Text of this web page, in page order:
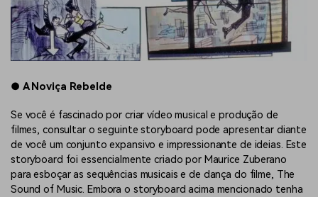
● A Noviça Rebelde
Se você é fascinado por criar vídeo musical e produção de
filmes, consultar o seguinte storyboard pode apresentar diante
de você um conjunto expansivo e impressionante de ideias. Este
storyboard foi essencialmente criado por Maurice Zuberano
para esboçar as sequências musicais e de dança do filme, The
Sound of Music. Embora o storyboard acima mencionado tenha